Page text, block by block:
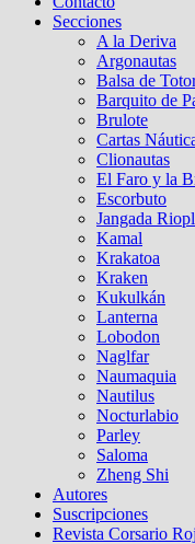
Secciones
A la Deriva
Argonautas
Balsa de
Barquito de
Brulote
Cartas
Clionautas
El Faro y la
Escorbuto
Jangada
Kamal
Krakatoa
Kraken
Kukulkán
Lanterna
Lobodon
Naglfar
Naumaquia
Nautilus
Nocturlabio
Parley
Saloma
Zheng Shi
Autores
Suscripciones
Revista Corsario